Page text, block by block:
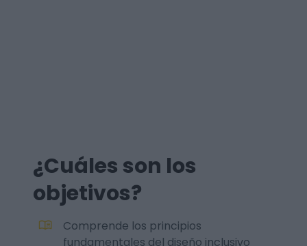
¿Cuáles son los
objetivos?
Comprende los principios
fundamentales del diseño inclusivo